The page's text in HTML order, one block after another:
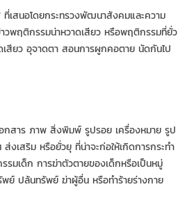
เสนอโดยกระทรวงพัฒนาสังคมและความ
พฤติกรรมน่าหวาดเสียว หรือพฤติกรรมที่ยั่ว
เสียว อุจาดตา สอนการผูกคอตาย นัดกันไป
กสาร ภาพ สิ่งพิมพ์ รูปรอย เครื่องหมาย รูป
เสริม หรือยั่วยุ ที่น่าจะก่อให้เกิดการกระทำ
มเด็ก การฆ่าตัวตายของเด็กหรือเป็นหมู่
ย์ ปล้นทรัพย์ ฆ่าผู้อื่น หรือทำร้ายร่างกาย